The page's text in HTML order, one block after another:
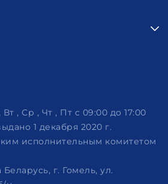
Вт , Ср , Чт , Пт c 09:00 до 17:00
1 декабря 2020 г.
исполнительным комитетом
г. Гомель, ул.